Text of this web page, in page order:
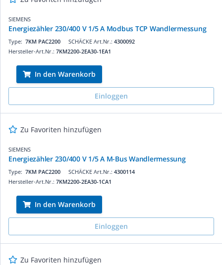
SIEMENS
Energiezähler 230/400 V 1/5 A Modbus TCP Wandlermessung
SCHÄCKE Art.Nr.: 4300092
Type: 7KM PAC2200
Hersteller-Art.Nr.: 7KM2200-2EA30-1EA1
In den Warenkorb
Einloggen
Zu Favoriten hinzufügen
SIEMENS
Energiezähler 230/400 V 1/5 A M-Bus Wandlermessung
SCHÄCKE Art.Nr.: 4300114
Type: 7KM PAC2200
Hersteller-Art.Nr.: 7KM2200-2EA30-1CA1
In den Warenkorb
Einloggen
Zu Favoriten hinzufügen